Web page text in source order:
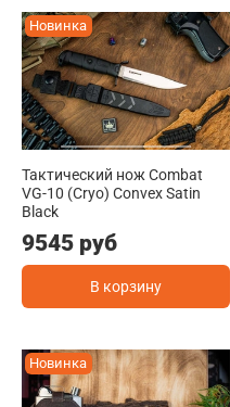
Новинка
Тактический нож Combat
VG-10 (Cryo) Convex Satin
Black
9545 руб
В корзину
Новинка